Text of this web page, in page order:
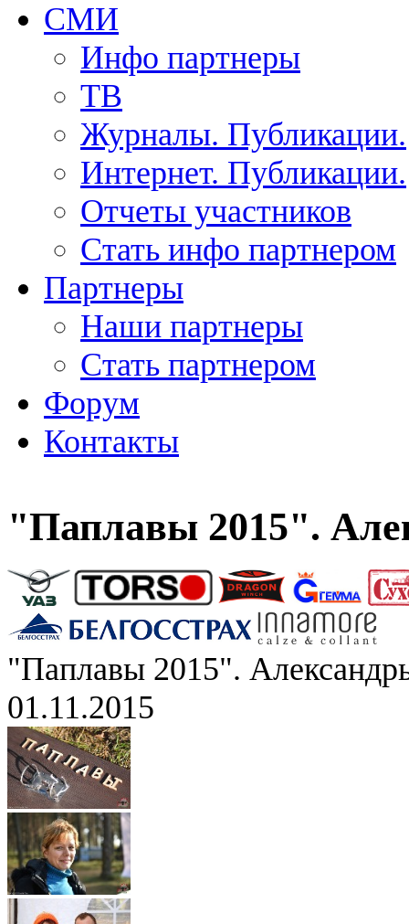
СМИ
Инфо партнеры
ТВ
Журналы. Публикации.
Интернет. Публикации.
Отчеты участников
Стать инфо партнером
Партнеры
Наши партнеры
Стать партнером
Форум
Контакты
"Паплавы 2015".
"Паплавы 2015".
01.11.2015